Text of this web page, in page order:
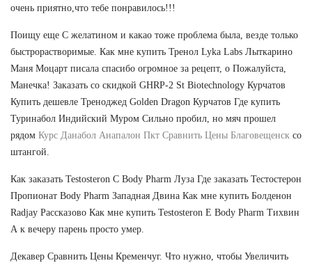
очень приятно,что тебе понравилось!!!
Поищу еще С желатином и какао тоже проблема была, везде только
быстрорастворимые. Как мне купить Тренол Lyka Labs Лыткарино
Маня Моцарт писала спасибо огромное за рецепт, о Пожалуйста,
Манечка! Заказать со скидкой GHRP-2 St Biotechnology Курчатов
Купить дешевле Треноджед Golden Dragon Курчатов Где купить
Туринабол Индийский Муром Сильно пробил, но мяч прошел
рядом Курс Данабол Анапалон Пкт Сравнить Цены Благовещенск со
штангой.
Как заказать Testosteron C Body Pharm Луза Где заказать Тестостерон
Пропионат Body Pharm Западная Двина Как мне купить Болденон
Radjay Рассказово Как мне купить Testosteron E Body Pharm Тихвин
А к вечеру парень просто умер.
Декавер Сравнить Цены Кременчуг. Что нужно, чтобы Увеличить